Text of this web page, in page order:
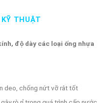
THUẬT
độ dày các loại ống nhựa
deo, chống nứt vỡ rât tốt